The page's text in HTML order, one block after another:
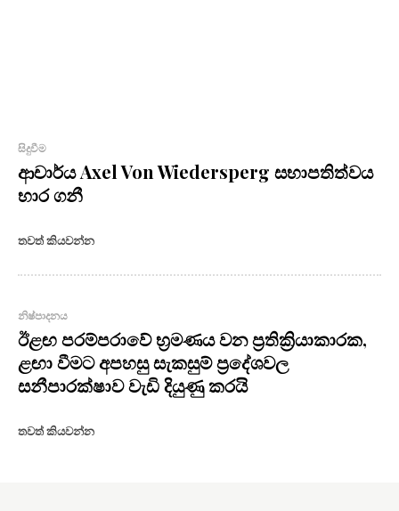
සිදුවීම
ආචාර්ය Axel Von Wiedersperg සභාපතිත්වය
භාර ගනී
තවත් කියවන්න
නිෂ්පාදනය
ඊළඟ පරම්පරාවේ භ්‍රමණය වන ප්‍රතික්‍රියාකාරක,
ළඟා වීමට අපහසු සැකසුම් ප්‍රදේශවල
සනීපාරක්ෂාව වැඩි දියුණු කරයි
තවත් කියවන්න